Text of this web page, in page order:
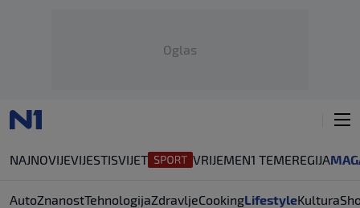
Oglas
NAJNOVIJEVIJESTISVIJET VRIJEMEN1 TEMEREGIJA
AutoZnanostTehnologijaZdravljeCookingLifestyleKultura